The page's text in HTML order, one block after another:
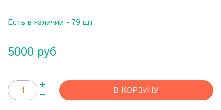
Есть в наличии - 79 шт
5000 руб
В КОРЗИНУ